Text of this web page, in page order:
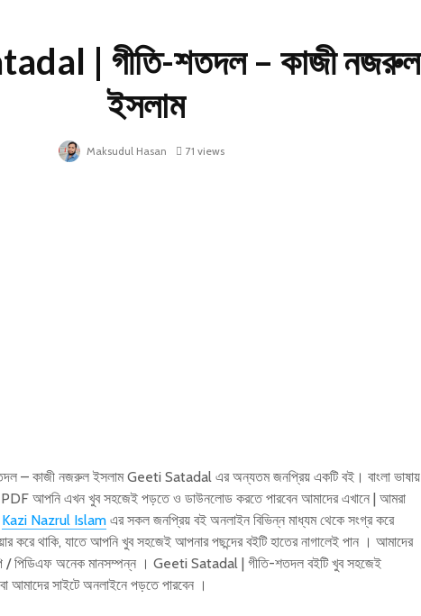
| গীতি-শতদল – কাজী নজরুল
ইসলাম
Maksudul Hasan 71 views
– কাজী নজরুল ইসলাম Geeti Satadal এর অন্যতম জনপ্রিয় একটি বই। বাংলা ভাষায়
PDF আপনি এখন খুব সহজেই পড়তে ও ডাউনলোড করতে পারবেন আমাদের এখানে | আমরা
Kazi Nazrul Islam এর সকল জনপ্রিয় বই অনলাইন বিভিন্ন মাধ্যম থেকে সংগ্র করে
করে থাকি, যাতে আপনি খুব সহজেই আপনার পছন্দের বইটি হাতের নাগালেই পান । আমাদের
/ পিডিএফ অনেক মানসম্পন্ন । Geeti Satadal | গীতি-শতদল বইটি খুব সহজেই
আমাদের সাইটে অনলাইনে পড়তে পারবেন ।